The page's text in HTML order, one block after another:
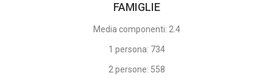
FAMIGLIE
Media componenti: 2.4
1 persona: 734
2 persone: 558